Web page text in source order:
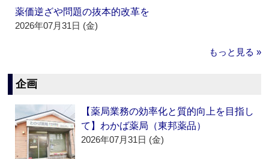
薬価逆ざや問題の抜本的改革を
2026年07月31日 (金)
もっと見る »
企画
【薬局業務の効率化と質的向上を目指し
て】わかば薬局（東邦薬品）
2026年07月31日 (金)